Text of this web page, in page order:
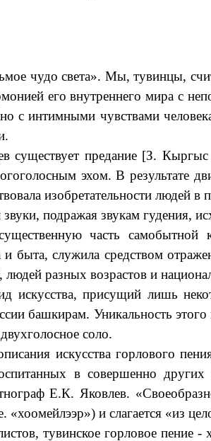
чудо света». Мы, тувинцы,
его внутреннего мира с
с интимными чувствами
существует предание [З.
эхом. В результате
изобретательности людей
подражая звукам гудения,
часть самобытной
и быта, служила средством
людей разных возрастов и
искусства, присущий лишь
башкирам. Уникальность этого
соло.
искусства горлового
в совершенно
Е.К. Яковлев.
«хоомейлээр») и слагается «из
тувинское горловое пение -